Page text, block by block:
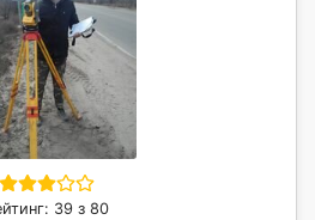
39 з 80